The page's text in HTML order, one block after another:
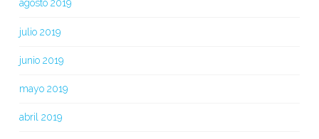
agosto 2019
julio 2019
junio 2019
mayo 2019
abril 2019